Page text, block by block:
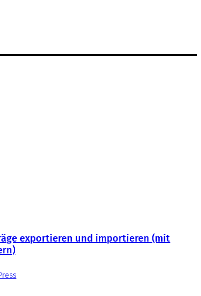
exportieren und importieren (mit